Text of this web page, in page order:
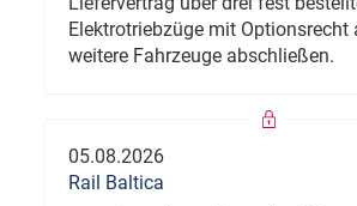
Elektrotriebzüge mit
weitere Fahrzeuge abschließen.
05.08.2026
Rail Baltica